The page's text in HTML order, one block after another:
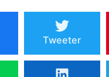
Tweeter